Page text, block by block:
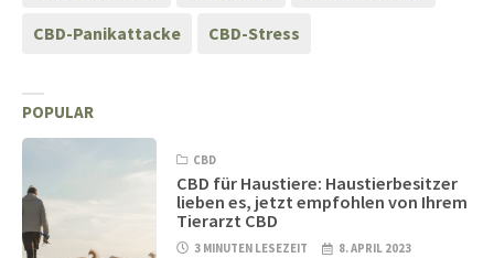
CBD-Panikattacke CBD-Stress
POPULAR
CBD
CBD für Haustiere: Haustierbesitzer
lieben es, jetzt empfohlen von Ihrem
Tierarzt CBD
3 MINUTEN LESEZEIT 8. APRIL 2023